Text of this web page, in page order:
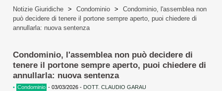
Notizie Giuridiche > Condominio >
Condominio, l'assemblea non
può decidere di tenere il portone sempre aperto, puoi chiedere di
annullarla: nuova sentenza
Condominio, l'assemblea non può decidere di
tenere il portone sempre aperto, puoi chiedere di
annullarla: nuova sentenza
• Condominio - 03/03/2026 - DOTT. CLAUDIO GARAU